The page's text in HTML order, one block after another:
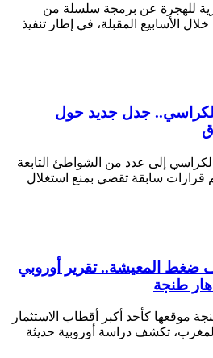
للهجرة عن برمجة سلسلة من
الأسابيع المقبلة، في إطار تنفيذ
درهما للمظلة و10 للكراسي.. جدل جديد حول
إلى عدد من الشواطئ التابعة
قرارات سابقة تقضي بمنع استغلال
ضغط المعيشة.. تقرير أوروبي
طنجة
موقعها كأحد أكبر أقطاب الاستثمار
تكشف دراسة أوروبية حديثة